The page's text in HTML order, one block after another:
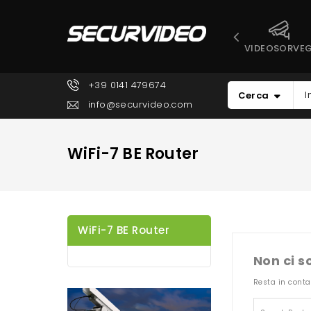
+39 0141 479674
info@securvideo.com
Cerca
WiFi-7 BE Router
WiFi-7 BE Router
Non ci
Resta in